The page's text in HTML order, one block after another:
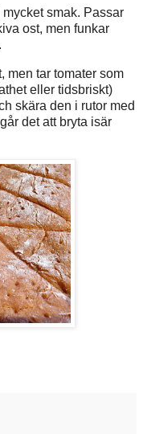
smak. Passar
ost, men funkar
men tar tomater som
eller tidsbriskt)
skära den i rutor med
det att bryta isär